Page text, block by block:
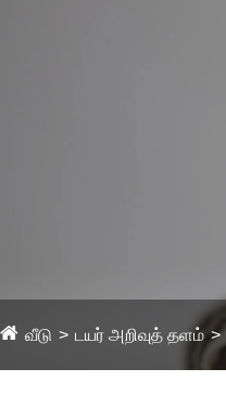
வீடு டயர் அறிவுத் தளம்